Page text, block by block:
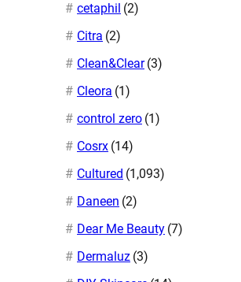
cetaphil (2)
Citra (2)
Clean&Clear (3)
Cleora (1)
control zero (1)
Cosrx (14)
Cultured (1,093)
Daneen (2)
Dear Me Beauty (7)
Dermaluz (3)